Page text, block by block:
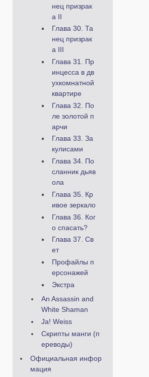
нец призрак
а II
Глава 30. Та
нец призрак
а III
Глава 31. Пр
инцесса в дв
ухкомнатной
квартире
Глава 32. По
ле золотой п
арчи
Глава 33. За
кулисами
Глава 34. По
сланник дьяв
ола
Глава 35. Кр
ивое зеркало
Глава 36. Ког
о спасать?
Глава 37. Св
ет
Профайлы п
ерсонажей
Экстра
An Assassin and
White Shaman
Ja! Weiss
Скрипты манги (п
ереводы)
Официальная инфор
мация